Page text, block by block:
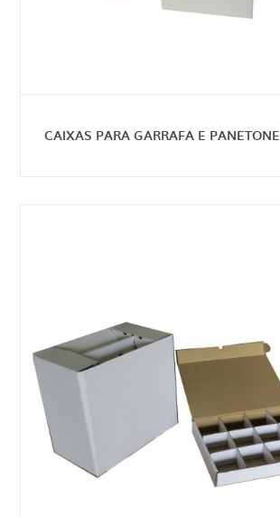
CAIXAS PARA GARRAFA E PANETONE